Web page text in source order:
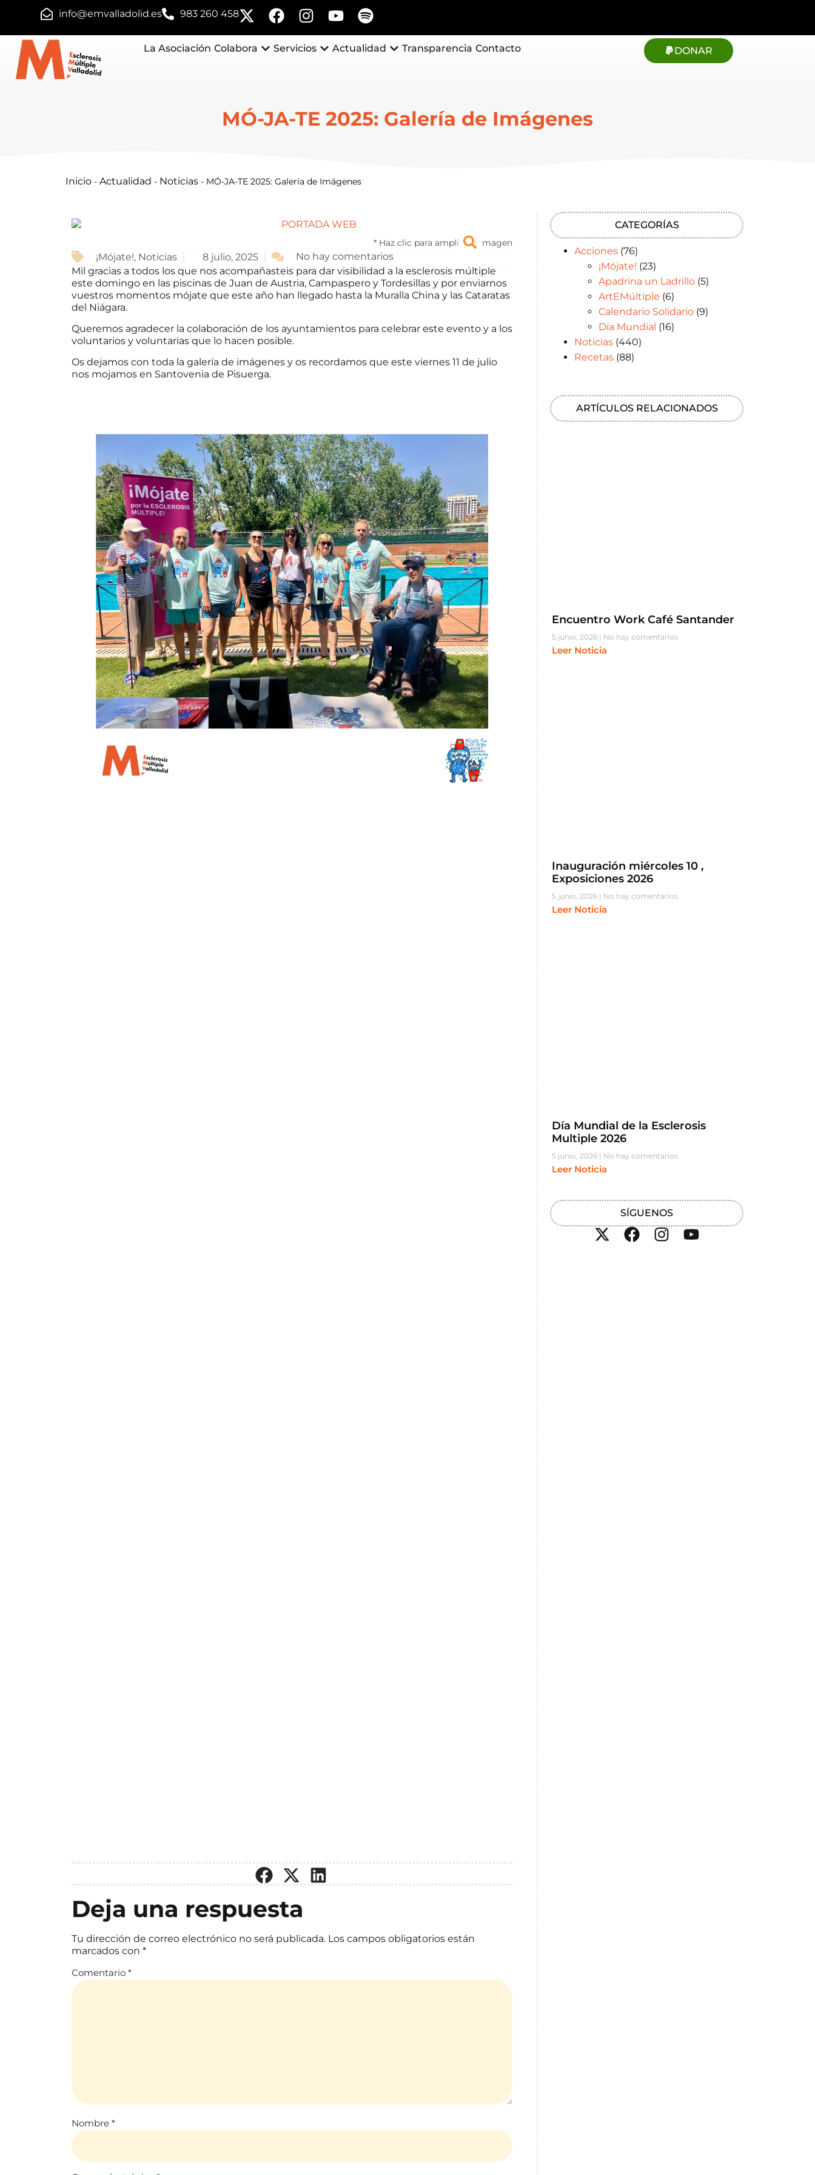
info@emvalladolid.es 983 260 458
La Asociación Colabora Servicios Actualidad Transparencia Contacto DONAR
MÓ-JA-TE 2025: Galería de Imágenes
Inicio- Actualidad - Noticias- MÓ-JA-TE 2025: Galería de Imágenes
* Haz clic para ampliar la imagen
¡Mójate!, Noticias 8 julio, 2025
No hay comentarios
Mil gracias a todos los que nos acompañasteis para dar visibilidad a la esclerosis múltiple
este domingo en las piscinas de Juan de Austria, Campaspero y Tordesillas y por enviarnos
vuestros momentos mójate que este año han llegado hasta la Muralla China y las Cataratas
del Niágara.
Queremos agradecer la colaboración de los ayuntamientos para celebrar este evento y a los
voluntarios y voluntarias que lo hacen posible.
Os dejamos con toda la galería de imágenes y os recordamos que este viernes 11 de julio
nos mojamos en Santovenia de Pisuerga.
Deja una respuesta
Tu dirección de correo electrónico no será publicada. Los campos obligatorios están
marcados con *
Comentario *
Nombre *
CATEGORÍAS
Acciones(76)
¡Mójate! (23)
Apadrina un Ladrillo(5)
ArtEMúltiple (6)
Calendario Solidario(9)
Día Mundial (16)
Noticias(440)
Recetas(88)
ARTÍCULOS RELACIONADOS
Encuentro Work Café Santander
5 junio, 2026 No hay comentarios
Leer Noticia
Inauguración miércoles 10 ,
Exposiciones 2026
5 junio, 2026 No hay comentarios
Leer Noticia
Día Mundial de la Esclerosis
Multiple 2026
5 junio, 2026 No hay comentarios
Leer Noticia
SÍGUENOS